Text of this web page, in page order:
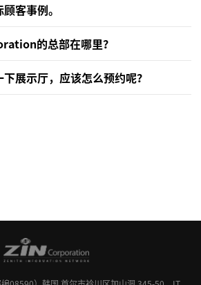
客事例。
的总部在哪里？
展示厅，应该怎么预约呢？